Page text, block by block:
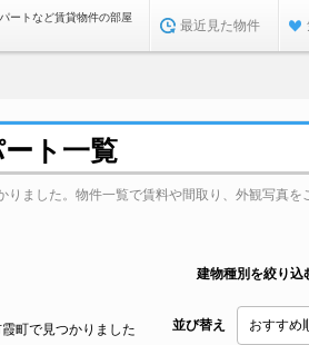
ートなど賃貸物件の部屋
最近見た物件
ト一覧
ました。物件一覧で賃料や間取り、外観写真を
建物種別を絞り込
町で見つかりました 並び替え